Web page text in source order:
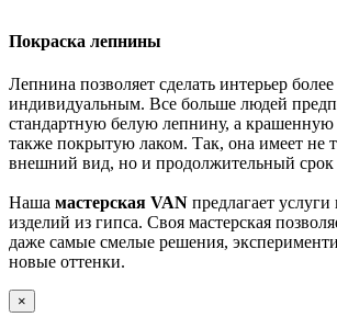
Покраска лепнины
Лепнина позволяет сделать интерьер
индивидуальным. Все больше людей
стандартную белую лепнину, а крашенную
также покрытую лаком. Так, она имеет не
внешний вид, но и продолжительный срок
Наша мастерская VAN предлагает
изделий из гипса. Своя мастерская
даже самые смелые решения,
новые оттенки.
×